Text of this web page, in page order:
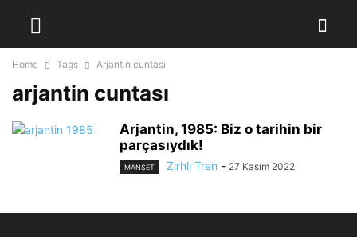
Home Tags Arjantin cuntası
arjantin cuntası
Arjantin, 1985: Biz o tarihin bir
parçasıydık!
MANSET Zırhlı Tren - 27 Kasım 2022